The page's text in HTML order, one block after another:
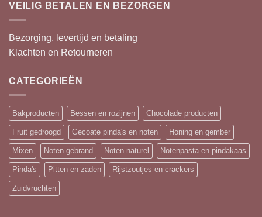
VEILIG BETALEN EN BEZORGEN
Bezorging, levertijd en betaling
Klachten en Retourneren
CATEGORIEËN
Bakproducten Bessen en rozijnen Chocolade producten
Fruit gedroogd Gecoate pinda's en noten Honing en gember
Mixen Noten gebrand Noten naturel Notenpasta en pindakaas
Pinda's Pitten en zaden Rijstzoutjes en crackers
Zuidvruchten